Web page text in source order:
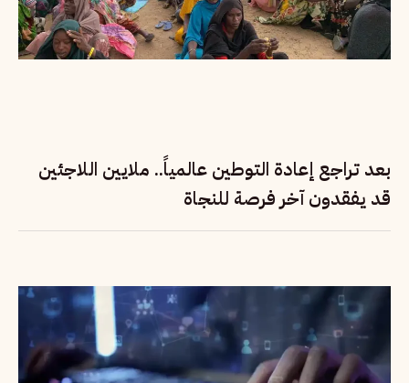
بعد تراجع إعادة التوطين عالمياً.. ملايين اللاجئين
قد يفقدون آخر فرصة للنجاة